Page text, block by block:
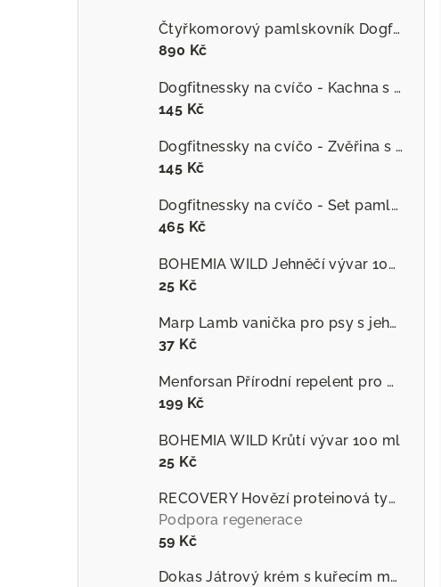
Čtyřkomorový pamlskovník Dogfitness.cz
890 Kč
Dogfitnessky na cvíčo - Kachna s červenou řepou
145 Kč
Dogfitnessky na cvíčo - Zvěřina s jablky
145 Kč
Dogfitnessky na cvíčo - Set pamlsků
465 Kč
BOHEMIA WILD Jehněčí vývar 100 ml
25 Kč
Marp Lamb vanička pro psy s jehněčím
37 Kč
Menforsan Přírodní repelent pro psy proti hmyzu s extraktem z citronely
199 Kč
BOHEMIA WILD Krůtí vývar 100 ml
25 Kč
RECOVERY Hovězí proteinová tyčinka pro psy
Podpora regenerace
59 Kč
Dokas Játrový krém s kuřecím masem